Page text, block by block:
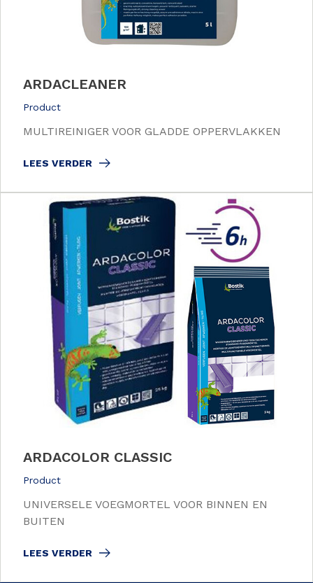
ARDACLEANER
Product
MULTIREINIGER VOOR GLADDE OPPERVLAKKEN
LEES VERDER
ARDACOLOR CLASSIC
Product
UNIVERSELE VOEGMORTEL VOOR BINNEN EN
BUITEN
LEES VERDER